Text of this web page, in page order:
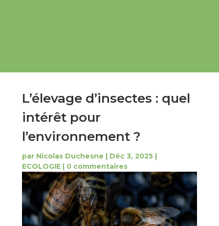
L’élevage d’insectes : quel
intérêt pour
l’environnement ?
par Nicolas Duchesne | Déc 3, 2025|
ECOLOGIE| 0 commentaires